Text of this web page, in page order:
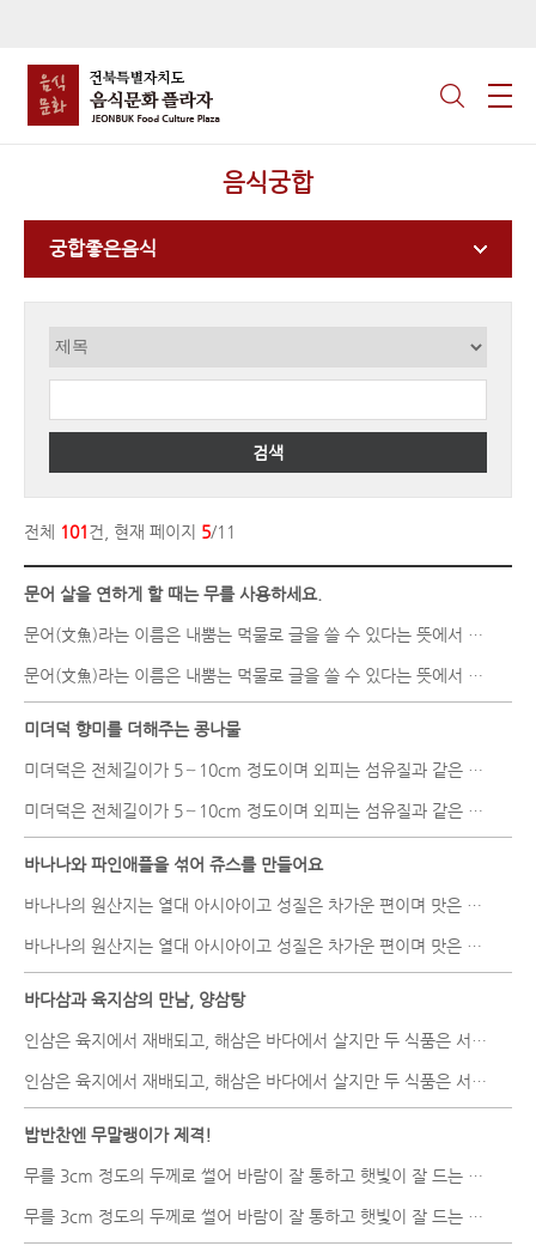
음식궁합
궁합좋은음식
검색
전체 101건, 현재 페이지 5/11
문어 살을 연하게 할 때는 무를 사용하세요.
문어(文魚)라는 이름은 내뿜는 먹물로 글을 쓸 수 있다는 뜻에서 붙여..
문어(文魚)라는 이름은 내뿜는 먹물로 글을 쓸 수 있다는 뜻에서 붙여..
미더덕 향미를 더해주는 콩나물
미더덕은 전체길이가 5∼10cm 정도이며 외피는 섬유질과 같은 물질로 ..
미더덕은 전체길이가 5∼10cm 정도이며 외피는 섬유질과 같은 물질로 ..
바나나와 파인애플을 섞어 쥬스를 만들어요
바나나의 원산지는 열대 아시아이고 성질은 차가운 편이며 맛은 달다. ..
바나나의 원산지는 열대 아시아이고 성질은 차가운 편이며 맛은 달다. ..
바다삼과 육지삼의 만남, 양삼탕
인삼은 육지에서 재배되고, 해삼은 바다에서 살지만 두 식품은 서로 ..
인삼은 육지에서 재배되고, 해삼은 바다에서 살지만 두 식품은 서로 ..
밥반찬엔 무말랭이가 제격!
무를 3cm 정도의 두께로 썰어 바람이 잘 통하고 햇빛이 잘 드는 곳에서..
무를 3cm 정도의 두께로 썰어 바람이 잘 통하고 햇빛이 잘 드는 곳에서..